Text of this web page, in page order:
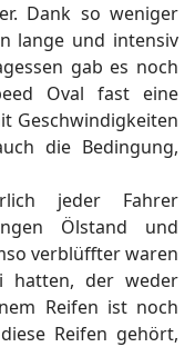
Dank so weniger
lange und intensiv
gab es noch
Oval fast eine
Geschwindigkeiten
die Bedingung,
jeder Fahrer
Ölstand und
verblüffter waren
hatten, der weder
Reifen ist noch
Reifen gehört,